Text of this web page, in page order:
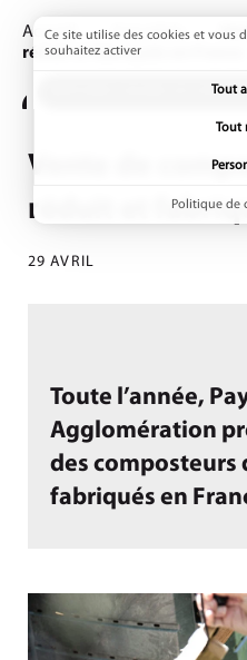
Accueil Actualités
réduit et fabriqués en France
ADDTOANY (SHARE) EST
Vente de
réduit et
29 AVRIL
Toute l’année,
Agglomération
des composteurs
fabriqués en
Ce site utilise des cookies et vous
souhaitez activer
Tout
Tout
Politique de